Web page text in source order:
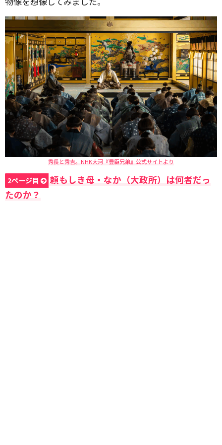
秀長と秀吉。NHK大河『豊臣兄弟』公式サイトより
2ページ目
頼もしき母・なか（大政所）は何者だっ
たのか？